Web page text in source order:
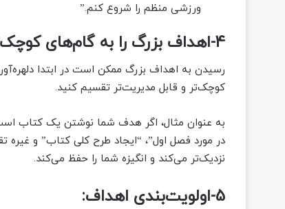
ورزشی منظم را شروع کنم.”
4-اهداف بزرگ را به گام‌های کوچک‌تر تقسیم کنید:
رسیدن به اهداف بزرگ ممکن است در ابتدا
کوچک‌تر و قابل مدیریت‌تر تقسیم کنید.
در مورد فصل اول”، “ایجاد طرح کلی کتاب” و
نزدیک‌تر می‌کند و انگیزه شما را حفظ می‌کند.
5-اولویت‌بندی اهداف: